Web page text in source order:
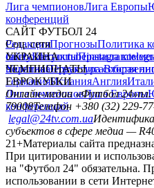
Лига чемпионовЛига Европы
конференций
САЙТ ФУТБОЛ 24
РедакцияПрогнозыПолитика
сайтуКонтактыПравила
политикаСтруктура
Соц. сети
facebookxyoutubeinstagram
УКРАИНА
УкраинаПервая лигаВторая
ЧЕМПИОНАТЫ
ГерманияИспанияАнглия
ЕВРОКУБКИ
Лига чемпионовЛига Европы
конференций
Онлайн-медиа «Футбол 24»пл.
79008Телефон +380 (32) 229-
legal@24tv.com.ua
субъектов в сфере медиа —
21+Материалы сайта
При цитировании и
на "Футбол 24" обязательна.
использовании в сети